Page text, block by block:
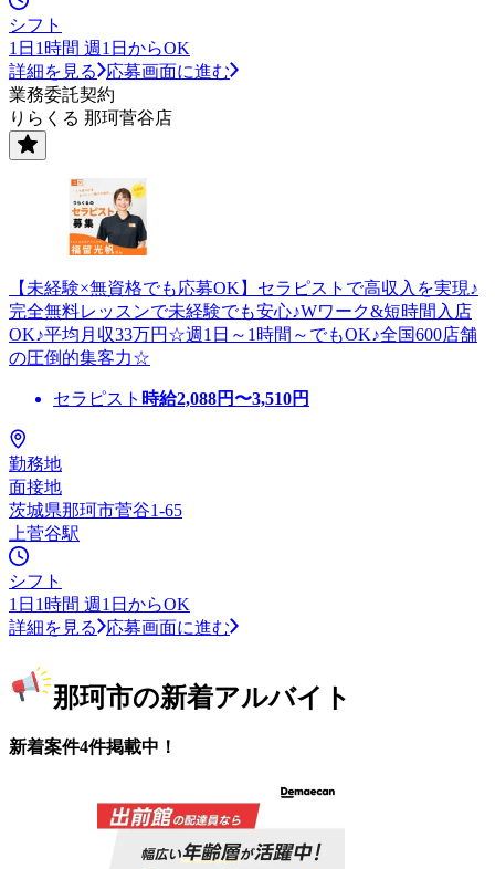
シフト
1日1時間 週1日からOK
詳細を見る
応募画面に進む
業務委託契約
りらくる 那珂菅谷店
【未経験×無資格でも応募OK】セラピストで高収入を実現♪
完全無料レッスンで未経験でも安心♪Wワーク&短時間入店
OK♪平均月収33万円☆週1日～1時間～でもOK♪全国600店舗
の圧倒的集客力☆
セラピスト 時給2,088円〜3,510円
勤務地
面接地
茨城県那珂市菅谷1-65
上菅谷駅
シフト
1日1時間 週1日からOK
詳細を見る
応募画面に進む
那珂市の新着アルバイト
新着案件4件掲載中！